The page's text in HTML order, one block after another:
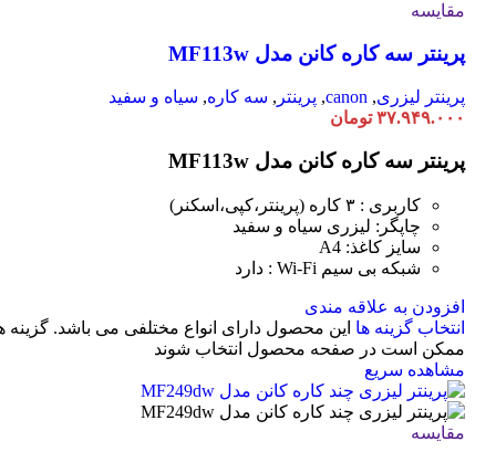
مقایسه
پرینتر سه کاره کانن مدل MF113w
پرینتر لیزری,
canon
, پرینتر , سه کاره, سیاه و سفید
۳۷.۹۴۹.۰۰۰ تومان
پرینتر سه کاره کانن مدل MF113w
کاربری : ۳ کاره (پرینتر،کپی،اسکنر)
چاپگر: لیزری سیاه و سفید
سایز کاغذ: A4
شبکه بی سیم Wi-Fi : دارد
افزودن به علاقه مندی
انتخاب گزینه ها این محصول دارای انواع مختلفی می باشد. گزینه
ممکن است در صفحه محصول انتخاب شوند
مشاهده سریع
مقایسه